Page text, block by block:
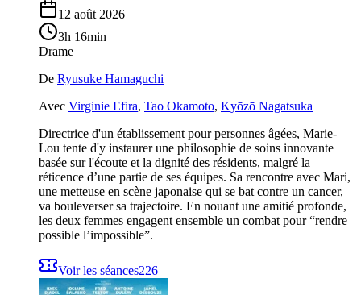
12 août 2026
3h 16min
Drame
De Ryusuke Hamaguchi
Avec Virginie Efira, Tao Okamoto, Kyōzō Nagatsuka
Directrice d'un établissement pour personnes âgées, Marie-
Lou tente d'y instaurer une philosophie de soins innovante
basée sur l'écoute et la dignité des résidents, malgré la
réticence d’une partie de ses équipes. Sa rencontre avec Mari,
une metteuse en scène japonaise qui se bat contre un cancer,
va bouleverser sa trajectoire. En nouant une amitié profonde,
les deux femmes engagent ensemble un combat pour “rendre
possible l’impossible”.
Voir les séances226